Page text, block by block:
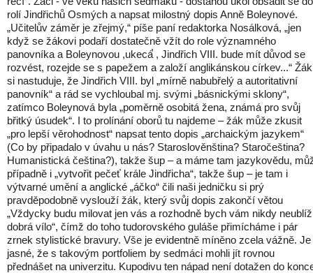
rolí Jindřichů Osmých a napsat milostný dopis Anně Boleynové.
„Učitelův záměr je zřejmý,“ píše paní redaktorka Nosálková, „jen
když se žákovi podaří dostatečně vžít do role významného
panovníka a Boleynovou ,ukecá̕ , Jindřich VIII. bude mít důvod se
rozvést, rozejde se s papežem a založí anglikánskou církev...“ Žák
si nastuduje, že Jindřich VIII. byl „mírně nabubřelý a autoritativní
panovník“ a rád se vychloubal mj. svými „básnickými sklony“,
zatímco Boleynová byla „poměrně osobitá žena, známá pro svůj
břitký úsudek“. I to prolínání oborů tu najdeme – žák může zkusit
„pro lepší věrohodnost“ napsat tento dopis „archaickým jazykem“
(Co by připadalo v úvahu u nás? Staroslověnština? Staročeština?
Humanistická čeština?), takže šup – a máme tam jazykovědu,
případně i „vytvořit pečeť krále Jindřicha“, takže šup – je tam i
výtvarné umění a anglické „áčko“ čili naši jedničku si prý
pravděpodobně vyslouží žák, který svůj dopis zakončí větou
„Vždycky budu milovat jen vás a rozhodně bych vám nikdy
dobrá vílo“, čímž do toho tudorovského guláše přimícháme i pár
zrnek stylistické bravury. Vše je evidentně míněno zcela vážně. Je
jasné, že s takovým portfoliem by sedmáci mohli jít rovnou
přednášet na univerzitu. Kupodivu ten nápad není dotažen do